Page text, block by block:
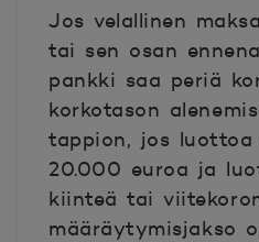
Jos velallinen
tai sen osan
pankki saa periä
korkotason
tappion, jos
20.000 euroa ja
kiinteä tai
määräytymisjakso